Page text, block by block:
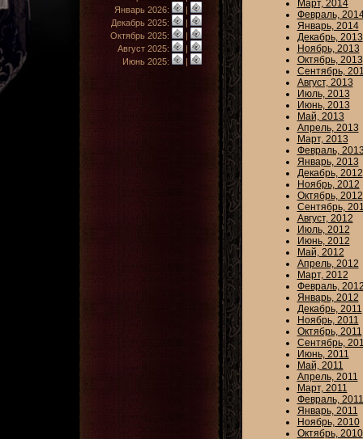
Январь 2026:
|
Декабрь 2025:
|
Октябрь 2025:
|
Август 2025:
|
Июнь 2025:
|
Март, 2014
Февраль,
Январь, 2014
Декабрь, 2013
Ноябрь, 2013
Октябрь, 2013
Сентябрь,
Август, 2013
Июль, 2013
Июнь, 2013
Май, 2013
Апрель, 2013
Март, 2013
Февраль, 2013
Январь, 2013
Декабрь, 2012
Ноябрь, 2012
Октябрь, 2012
Сентябрь,
Август, 2012
Июль, 2012
Июнь, 2012
Май, 2012
Апрель, 2012
Март, 2012
Февраль, 2012
Январь, 2012
Декабрь, 2011
Ноябрь, 2011
Октябрь, 2011
Сентябрь,
Июнь, 2011
Май, 2011
Апрель, 2011
Март, 2011
Февраль, 2011
Январь, 2011
Ноябрь, 2010
Октябрь, 2010